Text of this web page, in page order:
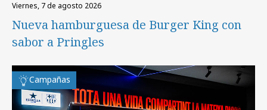
viernes, 7 de agosto 2026
Nueva hamburguesa de Burger King con
sabor a Pringles
Campañas